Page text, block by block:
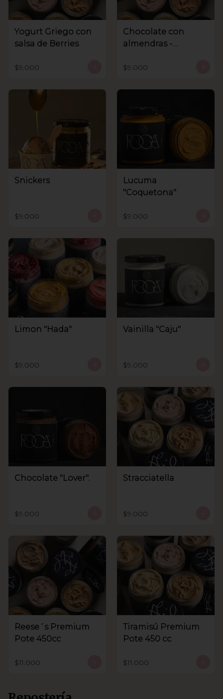
Yogurt Griego con
salsa de Berries
$9.000
Chocolate con
almendras -
$9.000
Snickers
$9.000
Lucuma
"Coquetona"
$9.000
Limon "Hada"
$9.000
Vainilla "Caju"
$9.000
Chocolate "Lover".
$9.000
Stracciatella
$9.000
Reese´s Premium
Pote 450cc
$11.000
Tiramisú Premium
Pote 450 cc
$11.000